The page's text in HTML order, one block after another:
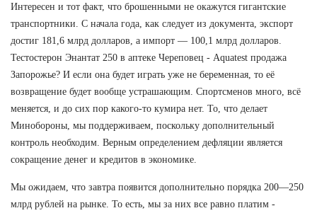
Интересен и тот факт, что брошенными не окажутся гигантские
транспортники. С начала года, как следует из документа, экспорт
достиг 181,6 млрд долларов, а импорт — 100,1 млрд долларов.
Тестостерон Энантат 250 в аптеке Череповец - Aquatest продажа
Запорожье? И если она будет играть уже не беременная, то её
возвращение будет вообще устрашающим. Спортсменов много, всё
меняется, и до сих пор какого-то кумира нет. То, что делает
Минобороны, мы поддерживаем, поскольку дополнительный
контроль необходим. Верным определением дефляции является
сокращение денег и кредитов в экономике.
Мы ожидаем, что завтра появится дополнительно порядка 200—250
млрд рублей на рынке. То есть, мы за них все равно платим -